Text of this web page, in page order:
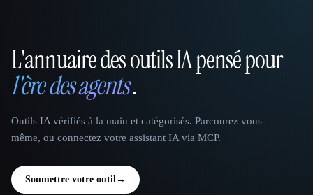
That AI Collection
L'annuaire des outils IA pensé pour
l'ère des agents.
Outils IA vérifiés à la main et catégorisés. Parcourez vous-
même, ou connectez votre assistant IA via MCP.
Soumettre votre outil→